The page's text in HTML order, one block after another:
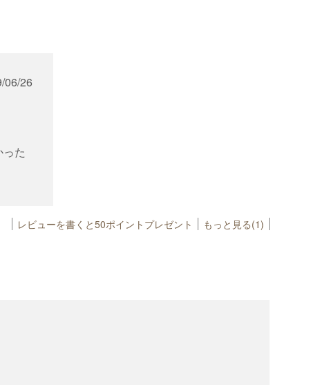
06/26
た
レビューを書くと50ポイントプレゼント もっと見る(1)